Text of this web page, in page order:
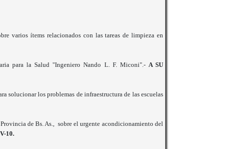
varios ítems relacionados con las tareas de limpieza en
para la Salud "Ingeniero Nando L. F. Miconi".- A SU
solucionar los problemas de infraestructura de las escuelas
de Bs. As., sobre el urgente acondicionamiento del
10.